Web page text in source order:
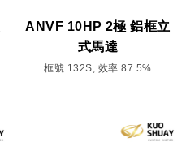
ANVF 10HP 2極 鋁框立
式馬達
框號 132S, 效率 87.5%